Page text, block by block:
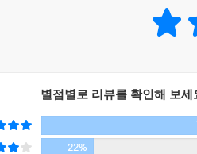
별점별로 리뷰를 확인해 보세
22%